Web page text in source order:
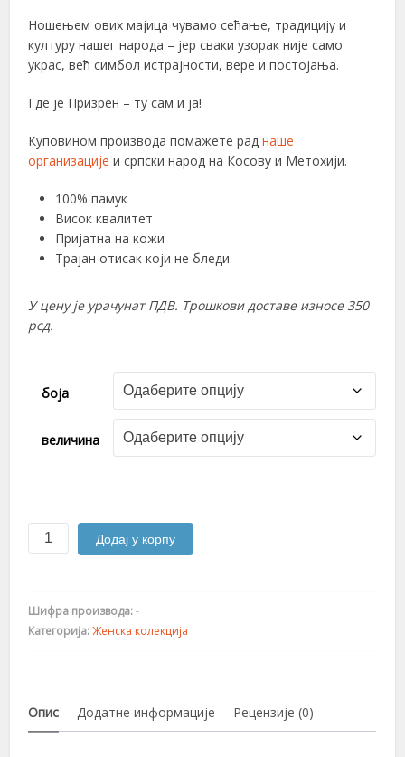
Ношењем ових мајица чувамо сећање, традицију и
културу нашег народа – јер сваки узорак није само
украс, већ симбол истрајности, вере и постојања.
Где је Призрен – ту сам и ја!
Куповином производа помажете раднаше
организацијеи српски народ на Косову и Метохији.
100% памук
Висок квалитет
Пријатна на кожи
Трајан отисак који не бледи
У цену је урачунат ПДВ. Трошкови доставе износе 350
рсд.
боја
величина
Призрен
количина
Додај у корпу
Шифра производа:-
Категорија:Женска колекција
Опис Додатне информације Рецензије (0)